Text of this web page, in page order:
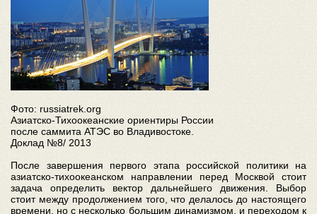
Фото: russiatrek.org
Азиатско-Тихоокеанские ориентиры России
после саммита АТЭС во Владивостоке.
Доклад №8/ 2013
После завершения первого этапа российской политики на
азиатско-тихоокеанском направлении перед Москвой стоит
задача определить вектор дальнейшего движения. Выбор
стоит между продолжением того, что делалось до настоящего
времени, но с несколько большим динамизмом, и переходом к